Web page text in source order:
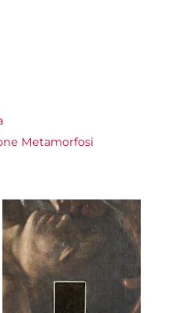
Metamorfosi